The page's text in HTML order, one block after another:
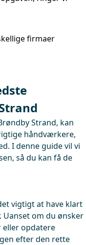
firmaer
Strand, kan
håndværkere,
I denne guide vil vi
så du kan få de
vigtigt at have klart
Uanset om du ønsker
eller opdatere
efter den rette